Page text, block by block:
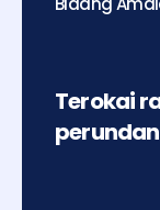
Terokai